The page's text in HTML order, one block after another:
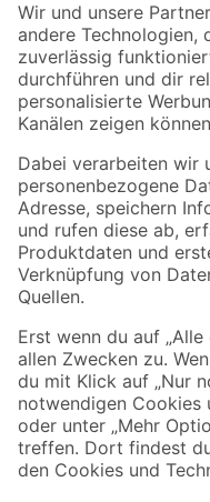
Der toom Newsletter: Keine
Zur Newsletter
Folge uns
Zahlungsarten
Sicher einkaufen
Jetzt die toom-App